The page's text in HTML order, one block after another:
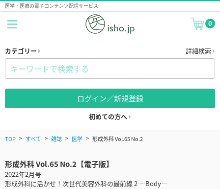
医学・医療の電子コンテンツ配信サービス
0
カテゴリー 詳細検索
ログイン／新規登録
初めての方へ
TOP すべて 雑誌 医学 形成外科 Vol.65 No.2
形成外科 Vol.65 No.2【電子版】
2022年2月号
形成外科に活かせ！次世代美容外科の最前線 2 ―Body―